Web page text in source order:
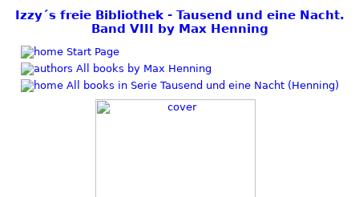
Izzy´s freie Bibliothek - Tausend und eine Nacht.
Band VIII by Max Henning
Start Page
All books by Max Henning
All books in Serie Tausend und eine Nacht (Henning)